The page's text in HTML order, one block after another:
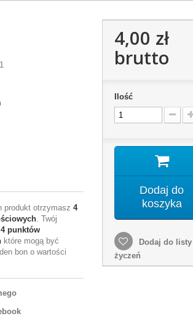
produkt otrzymasz 4
. Twój
4punktów
które mogą być
bon o wartości
4,00 zł
brutto
Ilość
Dodaj do
koszyka
Dodaj do listy
życzeń